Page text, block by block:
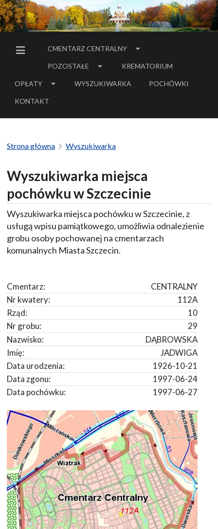
MENU BOCZNE
CMENTARZ CENTRALNY
POZOSTAŁE KREMATORIUM
OPŁATY WYSZUKIWARKA POCHÓWKI
- LINK DO SERWISU
KONTAKT
Strona główna Wyszukiwarka
Wyszukiwarka miejsca
pochówku w Szczecinie
Wyszukiwarka miejsca pochówku w Szczecinie, z
usługą wpisu pamiątkowego, umożliwia odnalezienie
grobu osoby pochowanej na cmentarzach
komunalnych Miasta Szczecin.
CENTRALNY
Cmentarz:
112A
Nr kwatery:
10
Rząd:
29
Nr grobu:
DĄBROWSKA
Nazwisko:
JADWIGA
Imię:
1926-10-21
Data urodzenia:
1997-06-24
Data zgonu:
1997-06-27
Data pochówku: